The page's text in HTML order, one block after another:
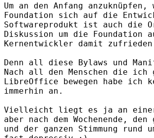
Um an den Anfang
Foundation sich auf die
Softwareprodukt ist auch die
Diskussion um die Foundation
Kernentwickler damit
Denn all diese Bylaws und
Nach all den Menschen die ich
LibreOffice bewegen habe ich
immerhin an.
Vielleicht liegt es ja an
aber nach dem Wochenende,
und der ganzen Stimmung rund